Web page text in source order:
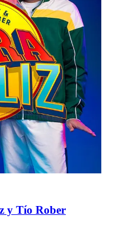
y Tío Rober